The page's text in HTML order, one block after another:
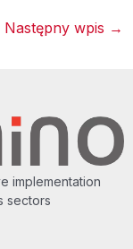
Następny wpis →
implementation
sectors